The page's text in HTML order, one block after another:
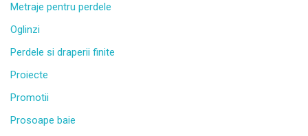
Metraje pentru perdele
Oglinzi
Perdele si draperii finite
Proiecte
Promotii
Prosoape baie